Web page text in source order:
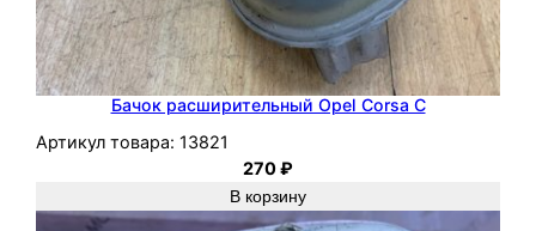
Бачок расширительный Opel Corsa C
Артикул товара: 13821
270₽
В корзину